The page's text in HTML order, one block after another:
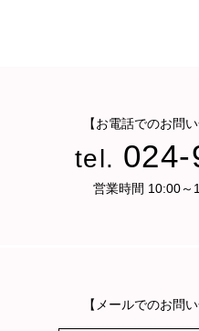
【お電話でのお問
tel. 024-
営業時間 10:00～
【メールでのお問